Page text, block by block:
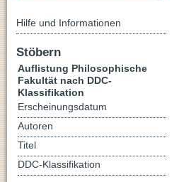
Hilfe und Informationen
Stöbern
Auflistung Philosophische
Fakultät nach DDC-
Klassifikation
Erscheinungsdatum
Autoren
Titel
DDC-Klassifikation